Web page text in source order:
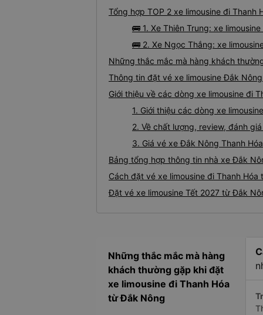
Tổng hợp TOP 2 xe limousine đi
🚌 1. Xe Thiên Trung: xe
🚌 2. Xe Ngọc Thắng: xe
Những thắc mắc mà hàng khách
Thông tin đặt vé xe limousine Đắk
Giới thiệu về các dòng xe limousine đi
1. Giới thiệu các dòng xe
2. Về chất lượng, review, đánh
3. Giá vé xe Đắk Nông Thanh Hóa
Bảng tổng hợp thông tin nhà xe Đắk
Cách đặt vé xe limousine đi Thanh
Đặt vé xe limousine Tết 2027 từ Đắk
Những thắc mắc mà hàng
khách thường gặp khi đặt
xe limousine đi Thanh Hóa
từ Đắk Nông